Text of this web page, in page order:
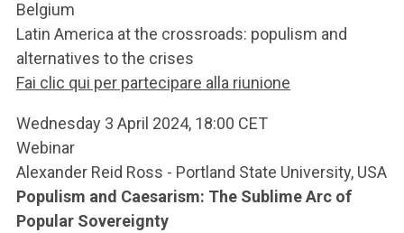
Belgium
Latin America at the crossroads: populism and
alternatives to the crises
Fai clic qui per partecipare alla riunione
Wednesday 3 April 2024, 18:00 CET
Webinar
Alexander Reid Ross - Portland State University, USA
Populism and Caesarism: The Sublime Arc of
Popular Sovereignty